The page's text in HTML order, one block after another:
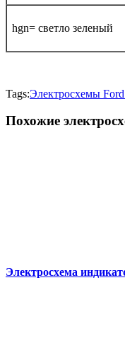
hgn= светло зеленый
Tags:Электросхемы
Похожие
Электросхема